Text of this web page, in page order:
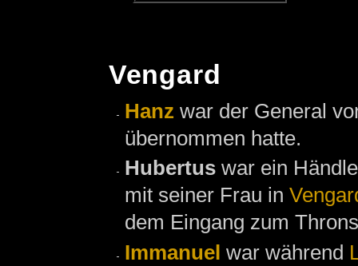
Vengard
Hanz war der General
übernommen hatte.
Hubertus war ein
mit seiner Frau in
dem Eingang zum
Immanuel war während